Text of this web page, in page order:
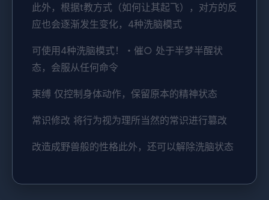
此外，根据t教方式（如何让其起飞），对方的反
应也会逐渐发生变化，4种洗脑模式
可使用4种洗脑模式！・催○ 处于半梦半醒状
态，会服从任何命令
束缚 仅控制身体动作，保留原本的精神状态
常识修改 将行为视为理所当然的常识进行篡改
改造成野兽般的性格此外，还可以解除洗脑状态